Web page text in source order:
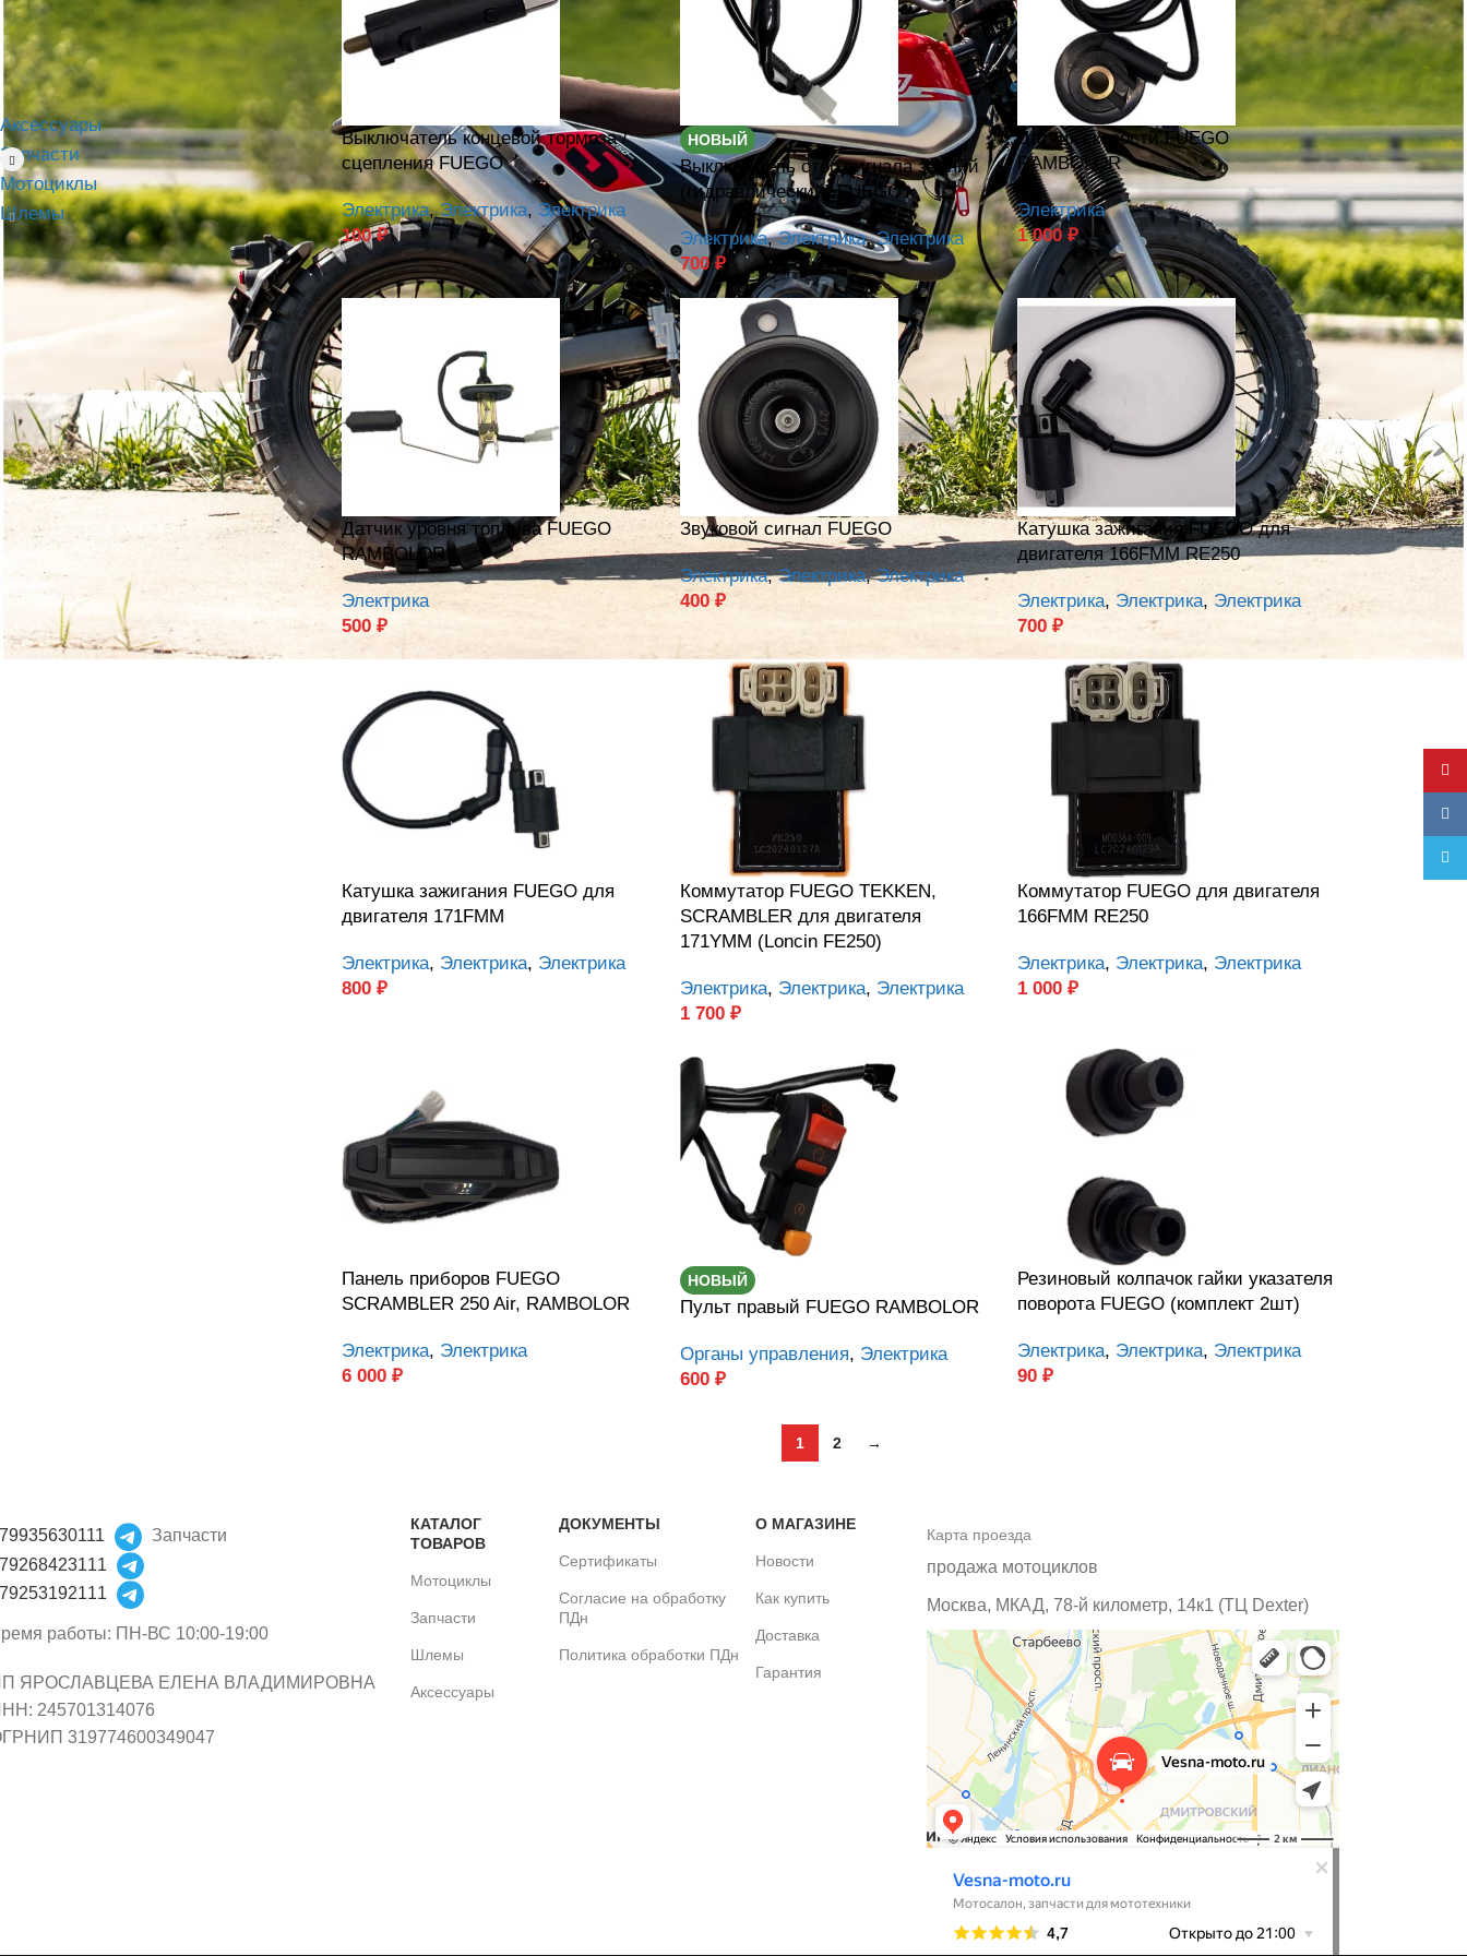
КАТЕГОРИИ ТОВАРОВ
Аксессуары
Запчасти
Мотоциклы
Шлемы
Выключатель концевой тормоза /
сцепления FUEGO
Электрика, Электрика, Электрика
100₽
НОВЫЙ
Выключатель стоп сигнала задний
(гидравлический) FUEGO
Электрика, Электрика, Электрика
700₽
Датчик скорости FUEGO
RAMBOLOR
Электрика
1 000₽
Датчик уровня топлива FUEGO
RAMBOLOR
Электрика
500 ₽
Звуковой сигнал FUEGO
Электрика, Электрика, Электрика
400₽
Катушка зажигания FUEGO для
двигателя 166FMM RE250
Электрика, Электрика, Электрика
700₽
Катушка зажигания FUEGO для
двигателя 171FMM
Электрика, Электрика, Электрика
800 ₽
Коммутатор FUEGO TEKKEN,
SCRAMBLER для двигателя
171YMM (Loncin FE250)
Электрика, Электрика, Электрика
1 700 ₽
Коммутатор FUEGO для двигателя
166FMM RE250
Электрика, Электрика, Электрика
1 000₽
Панель приборов FUEGO
SCRAMBLER 250 Air, RAMBOLOR
Электрика, Электрика
6 000 ₽
НОВЫЙ
Пульт правый FUEGO RAMBOLOR
Органы управления, Электрика
600 ₽
Резиновый колпачок гайки указателя
поворота FUEGO (комплект 2шт)
Электрика, Электрика, Электрика
90₽
1 2 →
Запчасти
работы: ПН-ВС 10:00-19:00
ЯРОСЛАВЦЕВА ЕЛЕНА ВЛАДИМИРОВНА
245701314076
319774600349047
КАТАЛОГ
ТОВАРОВ
Мотоциклы
Запчасти
Шлемы
Аксессуары
ДОКУМЕНТЫ
Сертификаты
Согласие на обработку
ПДн
Политика обработки ПДн
О МАГАЗИНЕ
Новости
Как купить
Доставка
Гарантия
Карта проезда
продажа мотоциклов
Москва, МКАД, 78-й километр, 14к1 (ТЦ Dexter)
VK